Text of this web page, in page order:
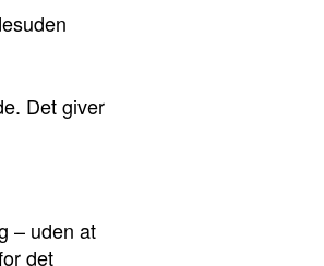
Det giver
– uden at
det